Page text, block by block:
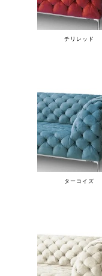
チリレッド
ターコイズ